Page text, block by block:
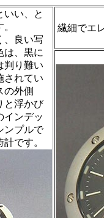
いい、と
、良い写
は、黒に
判り難い
されてい
の外側
と浮かび
インデッ
ンプルで
です。
繊細でエ